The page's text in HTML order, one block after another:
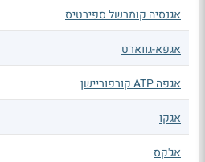
אגנסיה קומרשל ספירטיס
אגפא-גווארט
אגפה ATP קורפוריישן
אגקו
אג'קס